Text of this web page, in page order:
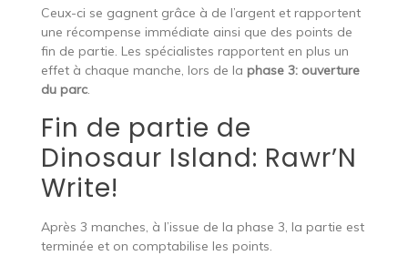
Ceux-ci se gagnent grâce à de l’argent et rapportent
une récompense immédiate ainsi que des points de
fin de partie. Les spécialistes rapportent en plus un
effet à chaque manche, lors de la phase 3: ouverture
du parc.
Fin de partie de
Dinosaur Island: Rawr’N
Write!
Après 3 manches, à l’issue de la phase 3, la partie est
terminée et on comptabilise les points.